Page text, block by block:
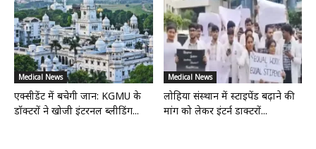
Medical News
एक्सीडेंट में बचेगी जान: KGMU के
डॉक्टरों ने खोजी इंटरनल ब्लीडिंग...
Medical News
लोहिया संस्थान में स्टाइपेंड बढ़ाने की
मांग को लेकर इंटर्न डाक्टरों...